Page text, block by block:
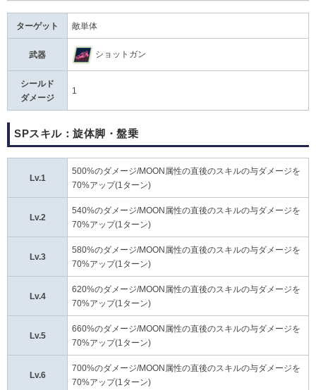
ターゲット 敵単体
武器 ショットガン
シールド
ダメージ
1
SPスキル：旋体脚・盤乗
Lv.1
500%のダメージ/MOON属性の直後のスキルの与ダメージを
70%アップ(1ターン)
Lv.2
540%のダメージ/MOON属性の直後のスキルの与ダメージを
70%アップ(1ターン)
Lv.3
580%のダメージ/MOON属性の直後のスキルの与ダメージを
70%アップ(1ターン)
Lv.4
620%のダメージ/MOON属性の直後のスキルの与ダメージを
70%アップ(1ターン)
Lv.5
660%のダメージ/MOON属性の直後のスキルの与ダメージを
70%アップ(1ターン)
Lv.6
700%のダメージ/MOON属性の直後のスキルの与ダメージを
70%アップ(1ターン)